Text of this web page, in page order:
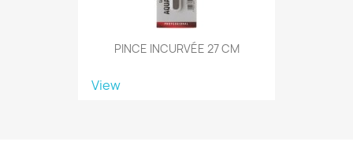
PINCE INCURVÉE 27 CM
View